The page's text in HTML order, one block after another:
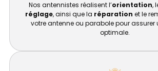
Nos antennistes réalisent l’orientation,
réglage, ainsi que la réparation et le
votre antenne ou parabole pour assurer
optimale.